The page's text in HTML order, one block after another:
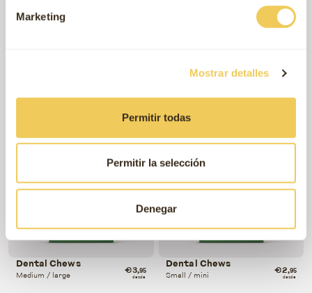
Marketing
Mostrar detalles
Permitir todas
Permitir la selección
Denegar
Albóndigas para perros
Dental Chews
Medium / large desde
€3,95
Dental Chews
Small / mini desde
€2,95